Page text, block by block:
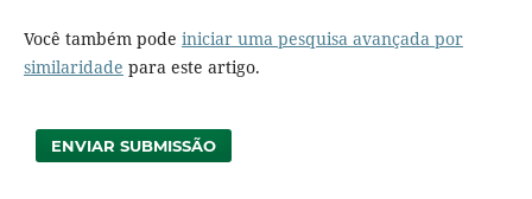
Você também pode iniciar uma pesquisa avançada por
similaridade para este artigo.
ENVIAR SUBMISSÃO